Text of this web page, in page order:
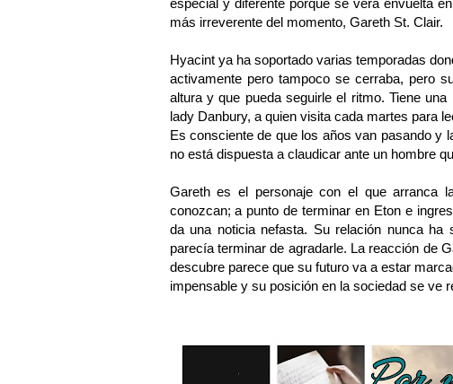
más irreverente del momento, Gareth St. Clair.
Hyacint ya ha soportado varias temporadas
activamente pero tampoco se cerraba, pero
altura y que pueda seguirle el ritmo. Tiene
lady Danbury, a quien visita cada martes para
Es consciente de que los años van pasando y
no está dispuesta a claudicar ante un hombre
Gareth es el personaje con el que arranca
conozcan; a punto de terminar en Eton e
da una noticia nefasta. Su relación nunca
parecía terminar de agradarle. La reacción de
descubre parece que su futuro va a estar
impensable y su posición en la sociedad se ve